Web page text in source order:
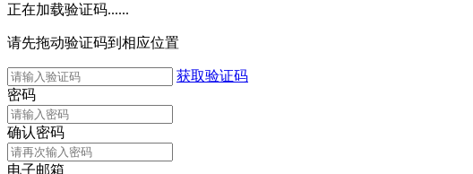
正在加载验证码......
请先拖动验证码到相应位置
获取验证码
密码
确认密码
电子邮箱